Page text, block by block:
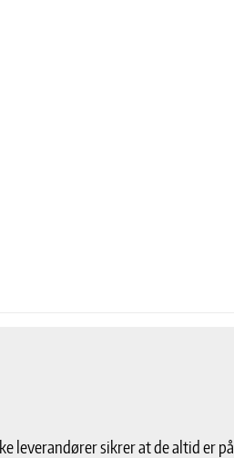
leverandører sikrer at de altid er på